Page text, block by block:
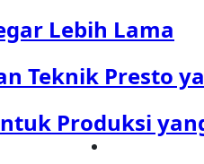
Lebih Lama
Teknik Presto
Produksi